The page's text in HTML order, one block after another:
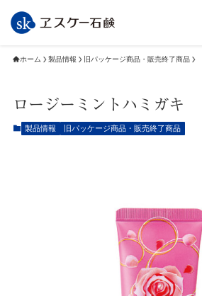
ホーム 製品情報 旧パッケージ商品・販売終了商品
ロージーミントハミガキ
製品情報 旧パッケージ商品・販売終了商品